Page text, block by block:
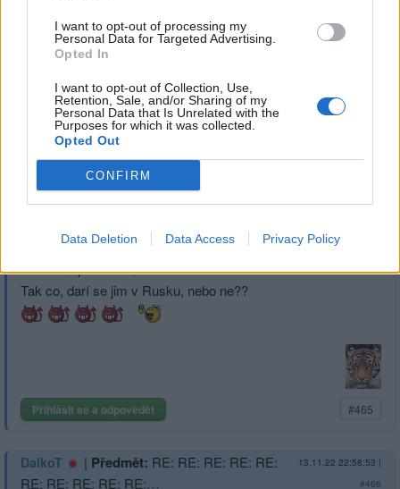
I want to opt-out of processing my
Personal Data for Targeted Advertising.
Opted In
I want to opt-out of Collection, Use,
Retention, Sale, and/or Sharing of my
Personal Data that Is Unrelated with the
Purposes for which it was collected.
Opted Out
CONFIRM
Data Deletion Data Access Privacy Policy
Přihlásit se a odpovědět
Reklama
|Předmět:
RE: RE: RE: RE: RE:…
Proč ti nevadí ruské lhani?
To asi meprozradis, co.?
Tak co, darí se jim v Rusku, nebo ne??
Přihlásit se a odpovědět #465
DalkoT | Předmět: RE: RE: RE: RE: RE:
RE: RE: RE: RE: RE:…
13.11.22 22:58:53 |
#466